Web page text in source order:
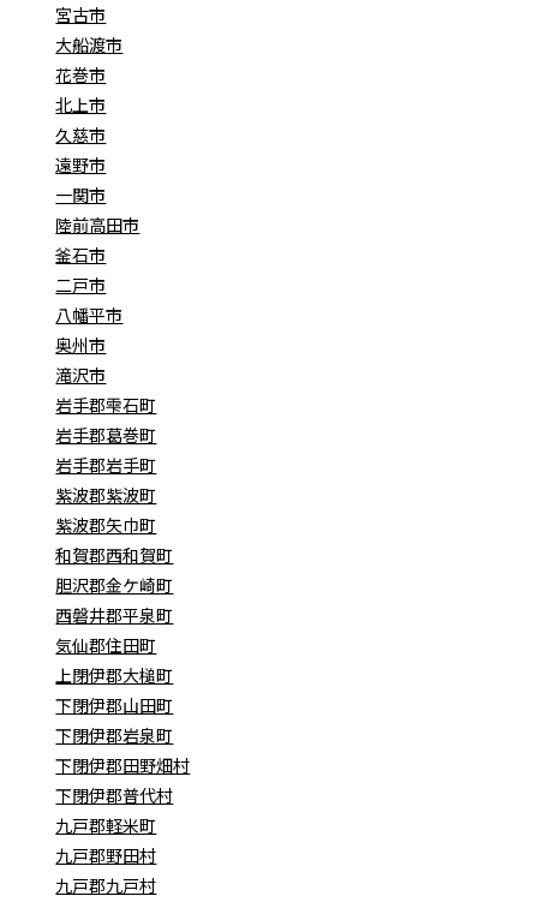
宮古市
大船渡市
花巻市
北上市
久慈市
遠野市
一関市
陸前高田市
釜石市
二戸市
八幡平市
奥州市
滝沢市
岩手郡雫石町
岩手郡葛巻町
岩手郡岩手町
紫波郡紫波町
紫波郡矢巾町
和賀郡西和賀町
胆沢郡金ケ崎町
西磐井郡平泉町
気仙郡住田町
上閉伊郡大槌町
下閉伊郡山田町
下閉伊郡岩泉町
下閉伊郡田野畑村
下閉伊郡普代村
九戸郡軽米町
九戸郡野田村
九戸郡九戸村